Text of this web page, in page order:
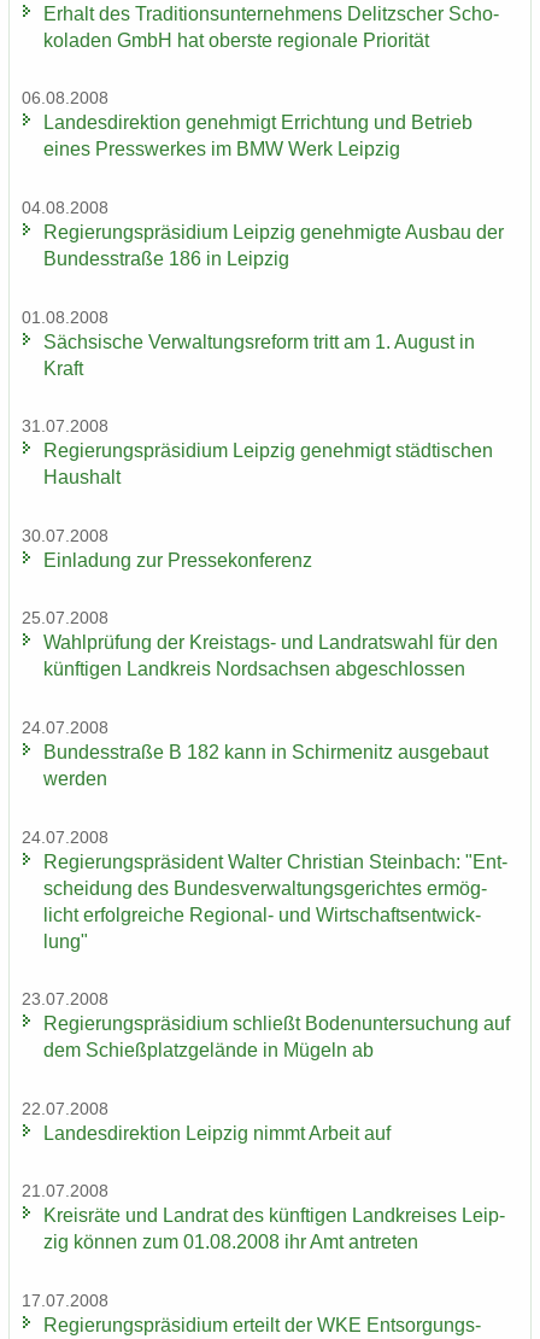
Er­halt des Tra­di­ti­ons­un­ter­neh­mens De­litz­scher Scho­
ko­la­den GmbH hat obers­te re­gio­na­le Prio­ri­tät
06.08.2008
Lan­des­di­rek­ti­on ge­neh­migt Er­rich­tung und Be­trieb
eines Press­wer­kes im BMW Werk Leip­zig
04.08.2008
Re­gie­rungs­prä­si­di­um Leip­zig ge­neh­mig­te Aus­bau der
Bun­des­stra­ße 186 in Leip­zig
01.08.2008
Säch­si­sche Ver­wal­tungs­re­form tritt am 1. Au­gust in
Kraft
31.07.2008
Re­gie­rungs­prä­si­di­um Leip­zig ge­neh­migt städ­ti­schen
Haus­halt
30.07.2008
Ein­la­dung zur Pres­se­kon­fe­renz
25.07.2008
Wahl­prü­fung der Kreistags-​ und Land­rats­wahl für den
künf­ti­gen Land­kreis Nord­sach­sen ab­ge­schlos­sen
24.07.2008
Bun­des­stra­ße B 182 kann in Schir­menitz aus­ge­baut
wer­den
24.07.2008
Re­gie­rungs­prä­si­dent Wal­ter Chris­ti­an Stein­bach: "Ent­
schei­dung des Bun­des­ver­wal­tungs­ge­rich­tes er­mög­
licht er­folg­rei­che Regional-​ und Wirt­schafts­ent­wick­
lung"
23.07.2008
Re­gie­rungs­prä­si­di­um schließt Bo­den­un­ter­su­chung auf
dem Schieß­platz­ge­län­de in Mü­geln ab
22.07.2008
Lan­des­di­rek­ti­on Leip­zig nimmt Ar­beit auf
21.07.2008
Kreis­rä­te und Land­rat des künf­ti­gen Land­krei­ses Leip­
zig kön­nen zum 01.08.2008 ihr Amt an­tre­ten
17.07.2008
Re­gie­rungs­prä­si­di­um er­teilt der WKE Entsorgungs-​